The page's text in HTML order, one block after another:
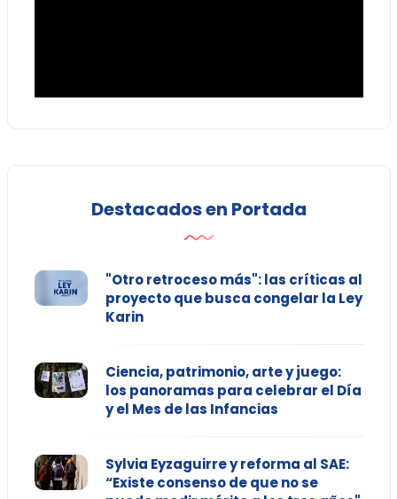
Destacados en Portada
"Otro retroceso más": las críticas al
proyecto que busca congelar la Ley
Karin
Ciencia, patrimonio, arte y juego:
los panoramas para celebrar el Día
y el Mes de las Infancias
Sylvia Eyzaguirre y reforma al SAE:
“Existe consenso de que no se